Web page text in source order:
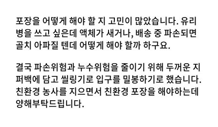
포장을 어떻게 해야 할 지 고민이 많았습니다. 유리
병을 쓰고 싶은데 액체가 새거나, 배송 중 파손되면
골치 아파질 텐데 어떻게 해야 할까 하구요.
결국 파손위험과 누수위험을 줄이기 위해 두꺼운 지
퍼백에 담고 씰링기로 입구를 밀봉하기로 했습니다.
친환경 농사를 지으면서 친환경 포장을 해야하는데
양해부탁드립니다.